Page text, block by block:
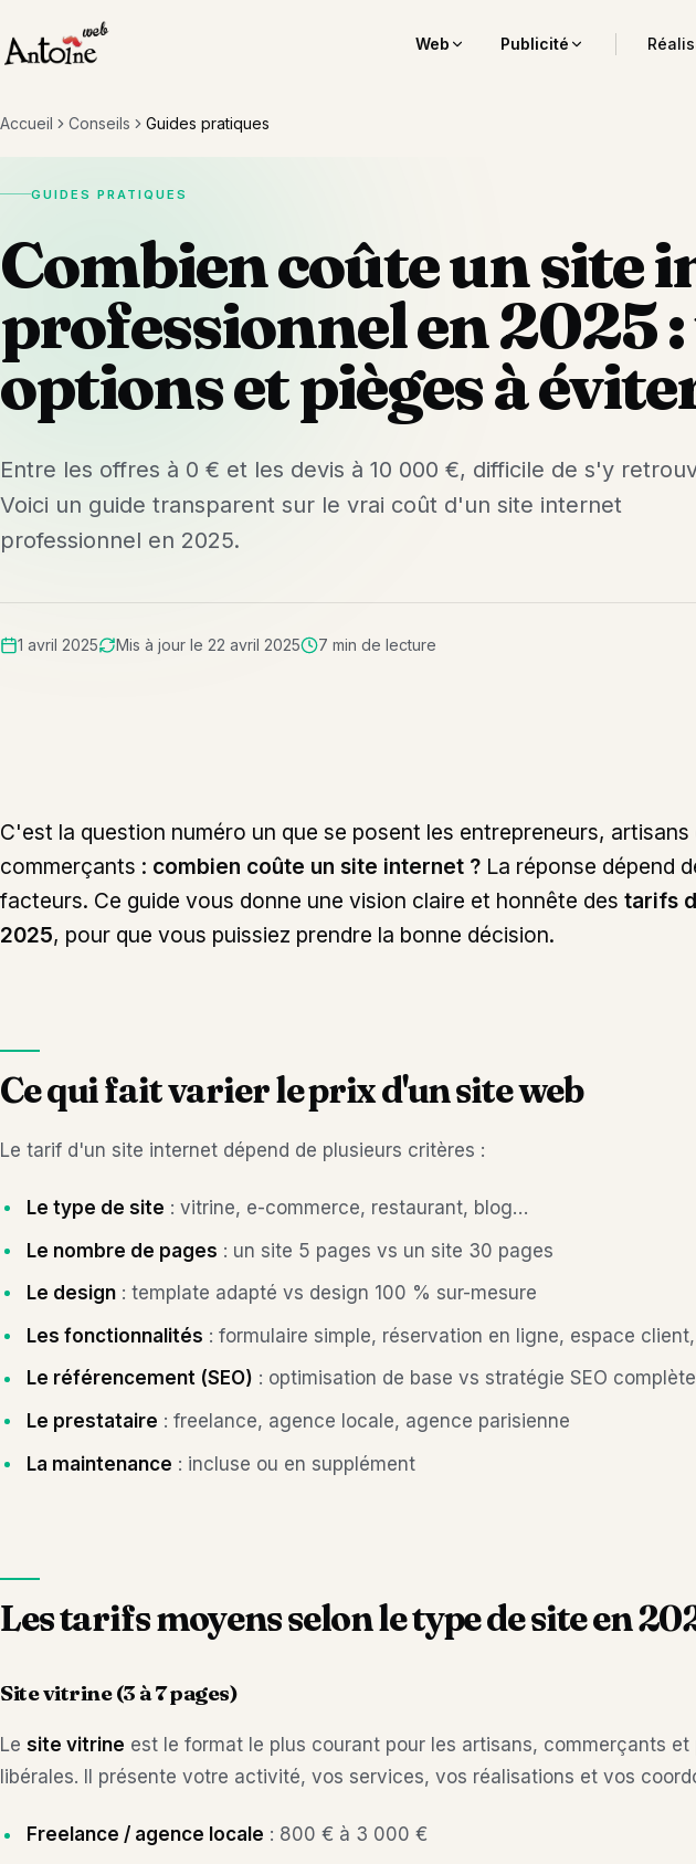
Web
Visibilité locale
Google, avis, moteurs IA
07 68 99 50 76 Jules
Publicité
Logo, charte, déclinaisons
Fresques murales
Peinture grand format
06 85 76 39 73 Antoine
Accueil Conseils Guides pratiques
GUIDES PRATIQUES
Combien coûte un site
professionnel en 2025
options et pièges à
Entre les offres à 0 € et les devis à 10 000 €, difficile de s'y
Voici un guide transparent sur le vrai coût d'un site internet
professionnel en 2025.
Publié le
1 avril 2025Mis à jour le
Mis à jour le 22 avril 2025Temps de lecture
7 min de lecture
C'est la question numéro un que se posent les entrepreneurs, artisans
commerçants : combien coûte un site internet ? La réponse dépend
facteurs. Ce guide vous donne une vision claire et honnête des tarifs
2025, pour que vous puissiez prendre la bonne décision.
Ce qui fait varier le prix d'un site web
Le tarif d'un site internet dépend de plusieurs critères :
Le type de site : vitrine, e-commerce, restaurant, blog…
Le nombre de pages : un site 5 pages vs un site 30 pages
Le design : template adapté vs design 100 % sur-mesure
Les fonctionnalités : formulaire simple, réservation en ligne, espace
Le référencement (SEO) : optimisation de base vs stratégie SEO complète
Le prestataire : freelance, agence locale, agence parisienne
La maintenance : incluse ou en supplément
Les tarifs moyens selon le type de site en
Site vitrine (3 à 7 pages)
Le site vitrine est le format le plus courant pour les artisans, commerçants et
libérales. Il présente votre activité, vos services, vos réalisations et vos
Freelance / agence locale : 800 € à 3 000 €